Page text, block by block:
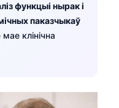
функцыі нырак і
паказчыкаў
клінічна